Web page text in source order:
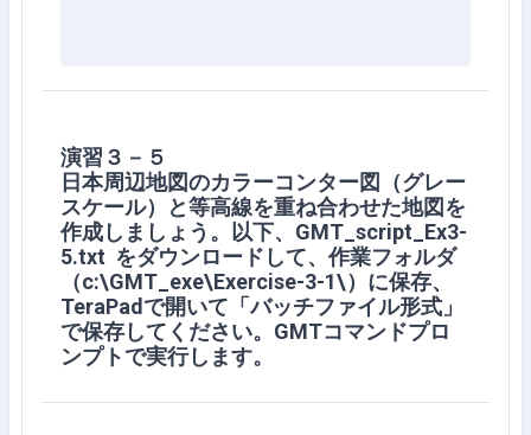
演習３－５
日本周辺地図のカラーコンター図（グレー
スケール）と等高線を重ね合わせた地図を
作成しましょう。以下、GMT_script_Ex3-
5.txt をダウンロードして、作業フォルダ
（c:\GMT_exe\Exercise-3-1\）に保存、
TeraPadで開いて「バッチファイル形式」
で保存してください。GMTコマンドプロ
ンプトで実行します。